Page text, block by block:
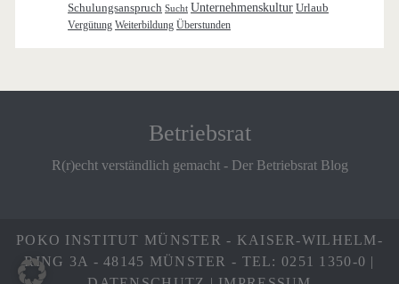
Schulungsanspruch Sucht Unternehmenskultur Urlaub
Vergütung Weiterbildung Überstunden
Betriebsrat
R(r)echt verständlich gemacht - Der Betriebsrat Blog
POKO INSTITUT MÜNSTER - KAISER-WILHELM-
RING 3A - 48145 MÜNSTER - TEL: 0251 1350-0 |